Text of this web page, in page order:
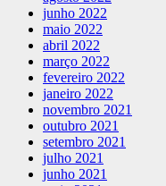
junho 2022
maio 2022
abril 2022
março 2022
fevereiro 2022
janeiro 2022
novembro 2021
outubro 2021
setembro 2021
julho 2021
junho 2021